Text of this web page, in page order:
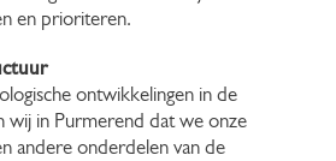
en prioriteren.
ontwikkelingen in de
wij in Purmerend dat we onze
andere onderdelen van de